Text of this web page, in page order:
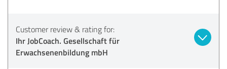
Customer review & rating for:
Ihr JobCoach. Gesellschaft für
Erwachsenenbildung mbH